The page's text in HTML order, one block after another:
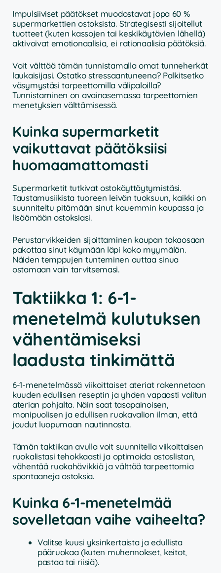
Impulsiiviset päätökset muodostavat jopa 60 %
supermarkettien ostoksista. Strategisesti sijoitellut
tuotteet (kuten kassojen tai keskikäytävien lähellä)
aktivoivat emotionaalisia, ei rationaalisia päätöksiä.
Voit välttää tämän tunnistamalla omat tunneherkät
laukaisijasi. Ostatko stressaantuneena? Palkitsetko
väsymystäsi tarpeettomilla välipaloilla?
Tunnistaminen on avainasemassa tarpeettomien
menetyksien välttämisessä.
Kuinka supermarketit
vaikuttavat päätöksiisi
huomaamattomasti
Supermarketit tutkivat ostokäyttäytymistäsi.
Taustamusiikista tuoreen leivän tuoksuun, kaikki on
suunniteltu pitämään sinut kauemmin kaupassa ja
lisäämään ostoksiasi.
Perustarvikkeiden sijoittaminen kaupan takaosaan
pakottaa sinut käymään läpi koko myymälän.
Näiden temppujen tunteminen auttaa sinua
ostamaan vain tarvitsemasi.
Taktiikka 1: 6-1-
menetelmä kulutuksen
vähentämiseksi
laadusta tinkimättä
6-1-menetelmässä viikoittaiset ateriat rakennetaan
kuuden edullisen reseptin ja yhden vapaasti valitun
aterian pohjalta. Näin saat tasapainoisen,
monipuolisen ja edullisen ruokavalion ilman, että
joudut luopumaan nautinnosta.
Tämän taktiikan avulla voit suunnitella viikoittaisen
ruokalistasi tehokkaasti ja optimoida ostoslistan,
vähentää ruokahävikkiä ja välttää tarpeettomia
spontaaneja ostoksia.
Kuinka 6-1-menetelmää
sovelletaan vaihe vaiheelta?
Valitse kuusi yksinkertaista ja edullista
pääruokaa (kuten muhennokset, keitot,
pastaa tai riisiä).